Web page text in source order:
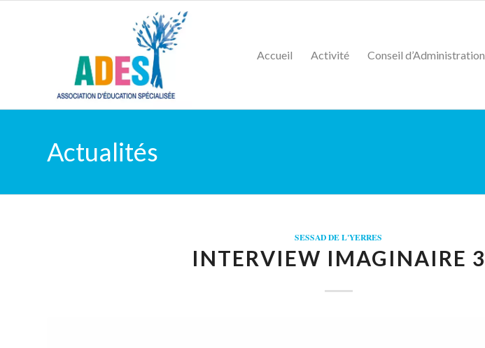
Accueil Activité Conseil d’Administration
Actualités
SESSAD DE L'YERRES
INTERVIEW IMAGINAIRE 3